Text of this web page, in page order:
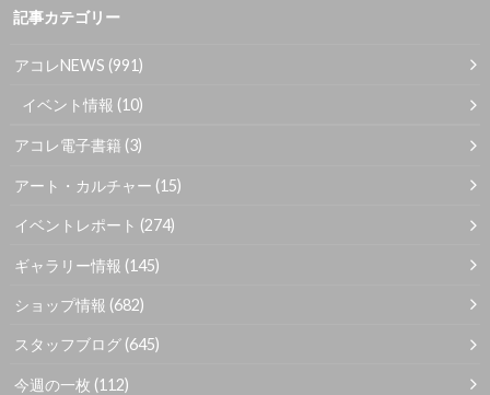
記事カテゴリー
アコレNEWS (991)
イベント情報 (10)
アコレ電子書籍 (3)
アート・カルチャー (15)
イベントレポート (274)
ギャラリー情報 (145)
ショップ情報 (682)
スタッフブログ (645)
今週の一枚 (112)